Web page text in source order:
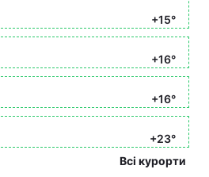
+15°
+16°
+16°
+23°
Всі курорти